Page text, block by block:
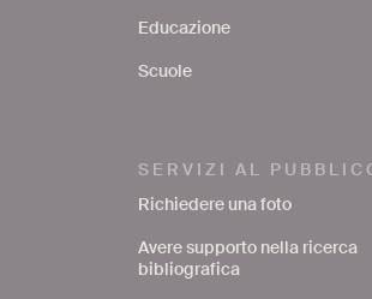
Educazione
Scuole
SERVIZI AL
Richiedere una foto
Avere supporto nella ricerca
bibliografica